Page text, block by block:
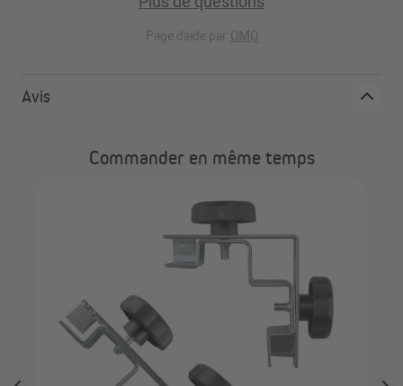
Page daide par OMQ
Avis
Commander en même temps